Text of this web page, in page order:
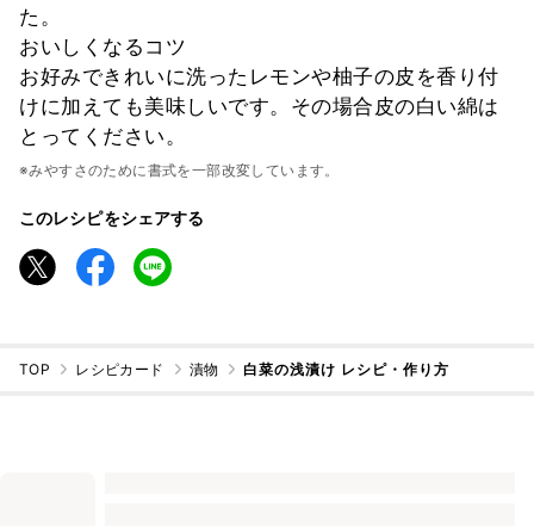
た。
おいしくなるコツ
お好みできれいに洗ったレモンや柚子の皮を香り付
けに加えても美味しいです。その場合皮の白い綿は
とってください。
※みやすさのために書式を一部改変しています。
このレシピをシェアする
TOP レシピカード 漬物 白菜の浅漬け レシピ・作り方